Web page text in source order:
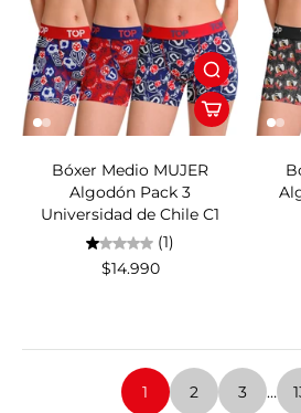
Bóxer Medio MUJER
Algodón Pack 3
Universidad de Chile C1
(1)
$14.990
1 2 3 …